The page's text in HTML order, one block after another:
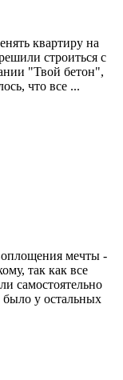
квартиру на
строиться с
"Твой бетон",
что все ...
мечты -
так как все
самостоятельно
было у остальных